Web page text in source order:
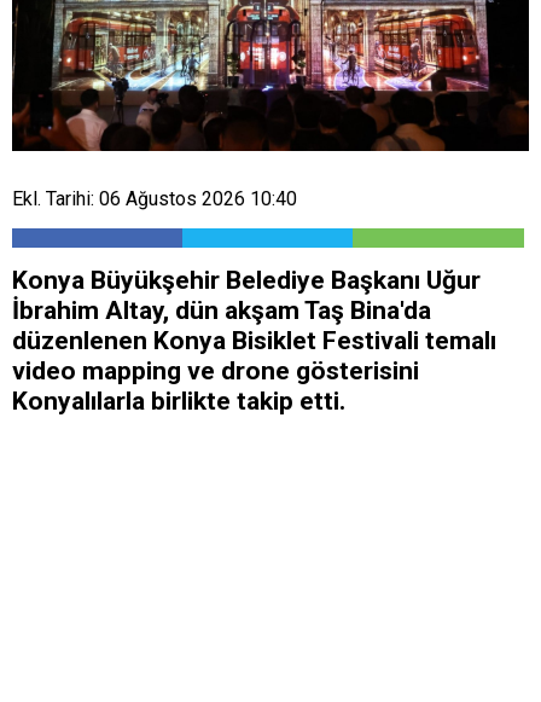
Ekl. Tarihi: 06 Ağustos 2026 10:40
Konya Büyükşehir Belediye Başkanı Uğur
İbrahim Altay, dün akşam Taş Bina'da
düzenlenen Konya Bisiklet Festivali temalı
video mapping ve drone gösterisini
Konyalılarla birlikte takip etti.